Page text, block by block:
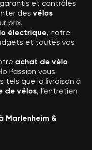
et contrôlés
des vélos
prix.
électrique, notre
et toutes vos
achat de vélo
Passion vous
tels que la livraison à
de vélos, l’entretien
Marlenheim &